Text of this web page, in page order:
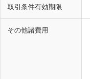
取引条件有効期限
その他諸費用